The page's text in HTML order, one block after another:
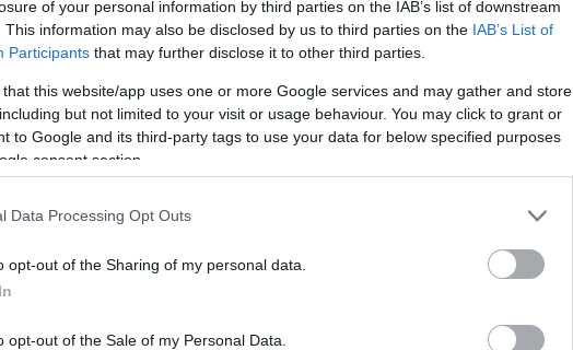
of your personal information by third parties on the IAB’s list of downstream
This information may also be disclosed by us to third parties on the IAB’s List of
Participants that may further disclose it to other third parties.
that this website/app uses one or more Google services and may gather and store
but not limited to your visit or usage behaviour. You may click to grant or
to Google and its third-party tags to use your data for below specified purposes
consent section.
Data Processing Opt Outs
opt-out of the Sharing of my personal data.
opt-out of the Sale of my Personal Data.